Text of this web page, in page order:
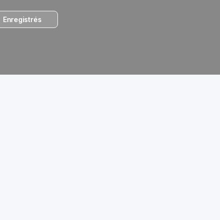
Enregistrés